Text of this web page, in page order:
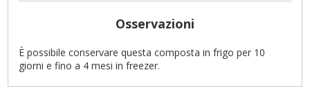
Osservazioni
È possibile conservare questa composta in frigo per 10
giorni e fino a 4 mesi in freezer.